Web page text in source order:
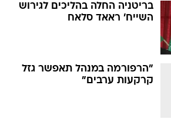
בריטניה החלה בהליכים לגירוש
השייח' ראאד סלאח
"הרפורמה במנהל תאפשר גזל
קרקעות ערבים"